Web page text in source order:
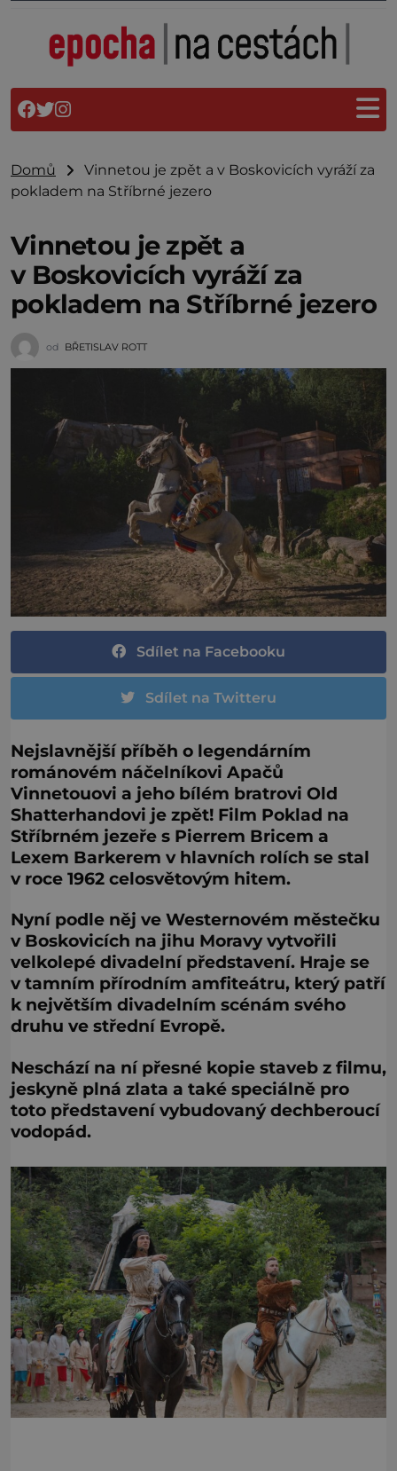
Domů
Vinnetou je zpět a v Boskovicích vyráží za
pokladem na Stříbrné jezero
Vinnetou je zpět a
v Boskovicích vyráží za
pokladem na Stříbrné jezero
od BŘETISLAV ROTT
Sdílet na Facebooku
Sdílet na Twitteru
Nejslavnější příběh o legendárním
románovém náčelníkovi Apačů
Vinnetouovi a jeho bílém bratrovi Old
Shatterhandovi je zpět! Film Poklad na
Stříbrném jezeře s Pierrem Bricem a
Lexem Barkerem v hlavních rolích se stal
v roce 1962 celosvětovým hitem.
Nyní podle něj ve Westernovém městečku
v Boskovicích na jihu Moravy vytvořili
velkolepé divadelní představení. Hraje se
v tamním přírodním amfiteátru, který patří
k největším divadelním scénám svého
druhu ve střední Evropě.
Neschází na ní přesné kopie staveb z filmu,
jeskyně plná zlata a také speciálně pro
toto představení vybudovaný dechberoucí
vodopád.